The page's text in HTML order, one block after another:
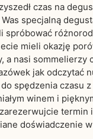
czas na
specjalną
spróbować
mieli okazję
a nasi sommelierzy
jak odczytać
spędzenia czasu z
winem i
termin
doświadczenie